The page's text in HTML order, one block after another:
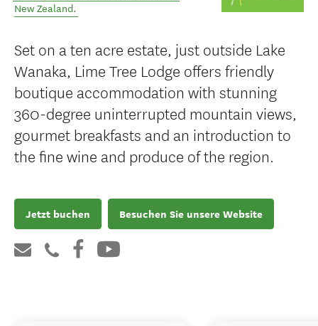
New Zealand.
Set on a ten acre estate, just outside Lake
Wanaka, Lime Tree Lodge offers friendly
boutique accommodation with stunning
360-degree uninterrupted mountain views,
gourmet breakfasts and an introduction to
the fine wine and produce of the region.
Jetzt buchen Besuchen Sie unsere Website